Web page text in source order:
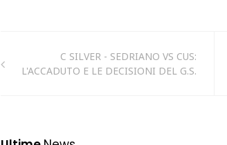
C SILVER - SEDRIANO VS CUS:
L'ACCADUTO E LE DECISIONI DEL G.S.